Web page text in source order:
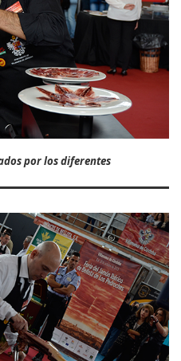
por los diferentes